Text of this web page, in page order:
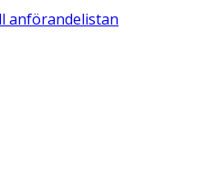
anförandelistan